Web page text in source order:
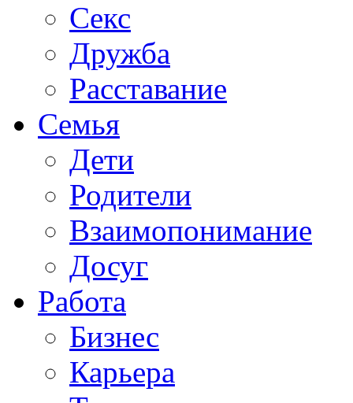
Секс
Дружба
Расставание
Семья
Дети
Родители
Взаимопонимание
Досуг
Работа
Бизнес
Карьера